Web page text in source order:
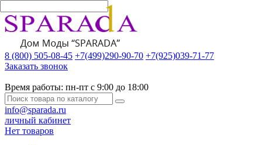
8 (800) 505-08-45 +7(499)290-90-70 +7(925)039-71-77
Заказать звонок
Время работы: пн-пт с 9:00 до 18:00
info@sparada.ru
личный кабинет
Нет товаров